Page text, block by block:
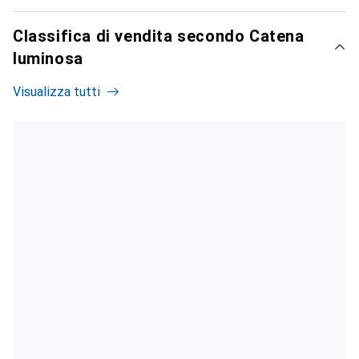
Classifica di vendita secondo Catena
luminosa
Visualizza tutti